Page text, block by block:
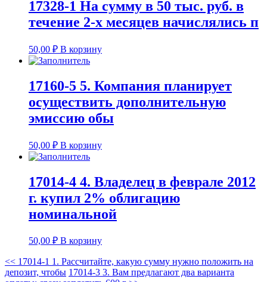
17328-1 На сумму в 50 тыс. руб. в
течение 2-х месяцев начислялись п
50,00 ₽ В корзину
17160-5 5. Компания планирует
осуществить дополнительную
эмиссию обы
50,00 ₽ В корзину
17014-4 4. Владелец в феврале 2012
г. купил 2% облигацию
номинальной
50,00 ₽ В корзину
<< 17014-1 1. Рассчитайте, какую сумму нужно положить на
депозит, чтобы 17014-3 3. Вам предлагают два варианта